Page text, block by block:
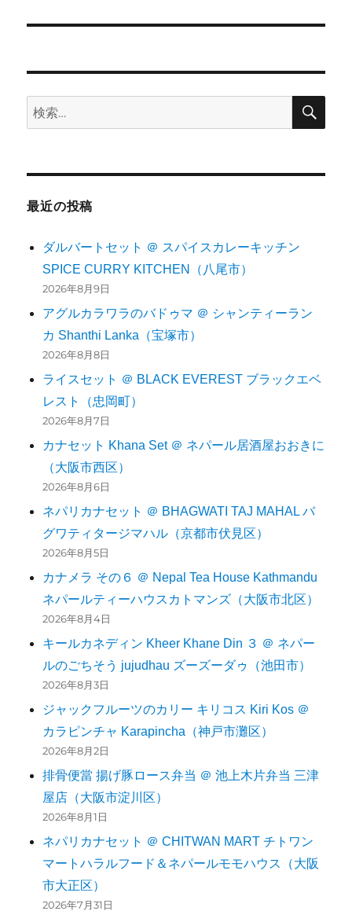
ン
検
索:
検
最近の投稿
ダルバートセット ＠ スパイスカレーキッチン
SPICE CURRY KITCHEN（八尾市）
2026年8月9日
アグルカラワラのバドゥマ ＠ シャンティーラン
カ Shanthi Lanka（宝塚市）
2026年8月8日
ライスセット ＠ BLACK EVEREST ブラックエベ
レスト（忠岡町）
2026年8月7日
カナセット Khana Set ＠ ネパール居酒屋おおきに
（大阪市西区）
2026年8月6日
ネパリカナセット ＠ BHAGWATI TAJ MAHAL バ
グワティタージマハル（京都市伏見区）
2026年8月5日
カナメラ その６ ＠ Nepal Tea House Kathmandu
ネパールティーハウスカトマンズ（大阪市北区）
2026年8月4日
キールカネディン Kheer Khane Din ３ ＠ ネパー
ルのごちそう jujudhau ズーズーダゥ（池田市）
2026年8月3日
ジャックフルーツのカリー キリコス Kiri Kos ＠
カラピンチャ Karapincha（神戸市灘区）
2026年8月2日
排骨便當 揚げ豚ロース弁当 ＠ 池上木片弁当 三津
屋店（大阪市淀川区）
2026年8月1日
ネパリカナセット ＠ CHITWAN MART チトワン
マートハラルフード＆ネパールモモハウス（大阪
市大正区）
2026年7月31日